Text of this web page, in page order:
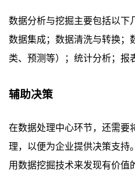
数据分析与挖掘主要包括以下
数据集成；数据清洗与转换；
类、预测等）；统计分析；报
辅助决策
在数据处理中心环节，还需要
理，以便为企业提供决策支持
用数据挖掘技术来发现有价值